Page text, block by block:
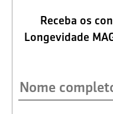
Receba os
Longevidade